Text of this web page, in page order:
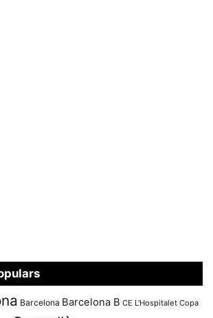
Barcelona Barcelona B CE L'Hospitalet Copa